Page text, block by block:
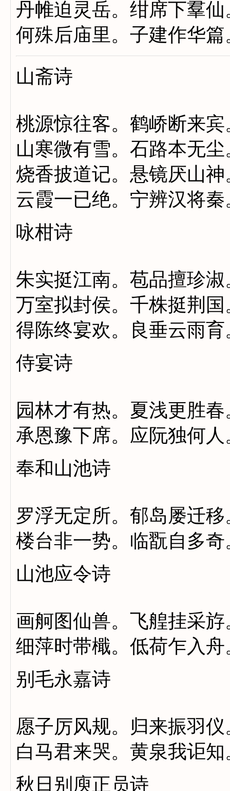
丹帷迫灵岳。绀席下羣
何殊后庙里。子建作华
山斋诗
桃源惊往客。鹤峤断来
山寒微有雪。石路本无
烧香披道记。悬镜厌山
云霞一已绝。宁辨汉将
咏柑诗
朱实挺江南。苞品擅珍
万室拟封侯。千株挺荆
得陈终宴欢。良垂云雨
侍宴诗
园林才有热。夏浅更胜
承恩豫下席。应阮独何人
奉和山池诗
罗浮无定所。郁岛屡迁
楼台非一势。临翫自多
山池应令诗
画舸图仙兽。飞艎挂采
细萍时带檝。低荷乍入
别毛永嘉诗
愿子厉风规。归来振羽
白马君来哭。黄泉我讵
秋日别庾正员诗